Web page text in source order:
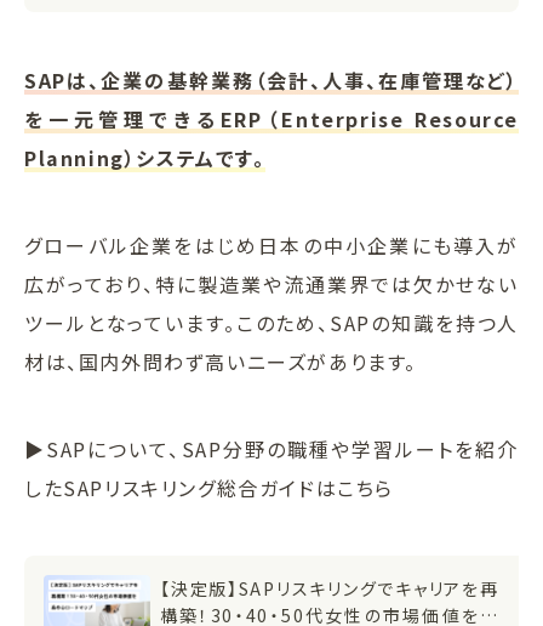
SAPは、企業の基幹業務（会計、人事、在庫管理など）
を一元管理できるERP（Enterprise Resource
Planning）システムです。
グローバル企業をはじめ日本の中小企業にも導入が
広がっており、特に製造業や流通業界では欠かせない
ツールとなっています。このため、SAPの知識を持つ人
材は、国内外問わず高いニーズがあります。
▶SAPについて、SAP分野の職種や学習ルートを紹介
したSAPリスキリング総合ガイドはこちら
【決定版】SAPリスキリングでキャリアを再
構築！30・40・50代女性の市場価値を高